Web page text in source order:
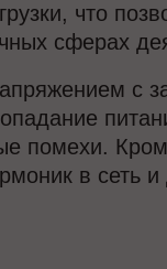
что
сферах
с
помехи.
в сеть и